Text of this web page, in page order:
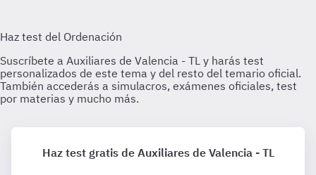
Haz test gratis de Auxiliares de Valencia - TL